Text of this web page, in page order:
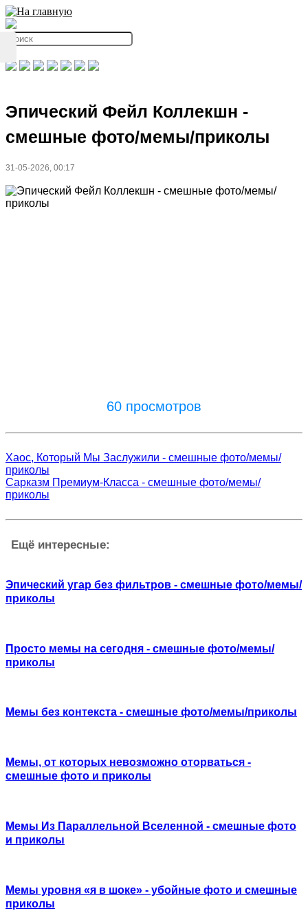
Эпический Фейл Коллекшн -
смешные фото/мемы/приколы
31-05-2026, 00:17
60 просмотров
Хаос, Который Мы Заслужили - смешные фото/мемы/
приколы
Сарказм Премиум-Класса - смешные фото/мемы/
приколы
Ещё интересные:
Эпический угар без фильтров - смешные фото/мемы/
приколы
Просто мемы на сегодня - смешные фото/мемы/
приколы
Мемы без контекста - смешные фото/мемы/приколы
Мемы, от которых невозможно оторваться -
смешные фото и приколы
Мемы Из Параллельной Вселенной - смешные фото
и приколы
Мемы уровня «я в шоке» - убойные фото и смешные
приколы